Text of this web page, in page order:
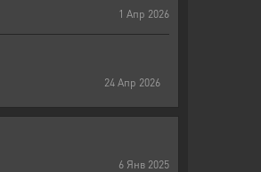
1 Апр 2026
24 Апр 2026
6 Янв 2025